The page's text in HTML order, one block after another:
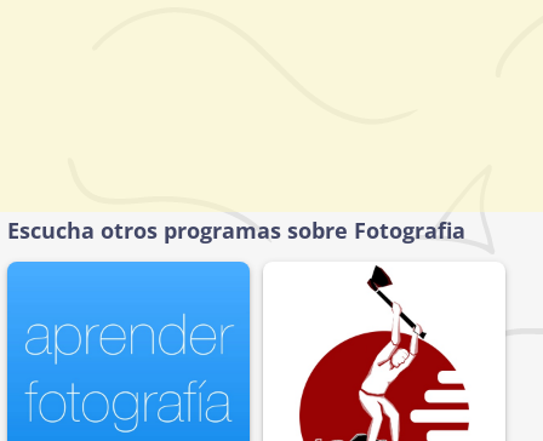
Escucha otros programas sobre Fotografia